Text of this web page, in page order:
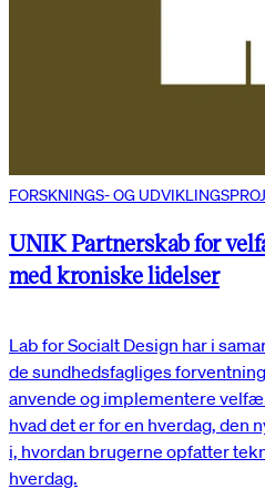
FORSKNINGS- OG
UNIK Partnerskab for
med kroniske lidelser
Lab for Socialt Design har i
de sundhedsfagliges
anvende og implementere
hvad det er for en hverdag, den
i, hvordan brugerne opfatter
hverdag.